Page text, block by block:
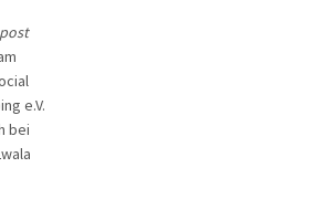
e.V.
bei